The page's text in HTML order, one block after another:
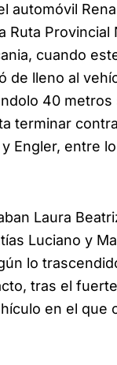
automóvil
Ruta Provincial
cuando
de lleno al
40 metros
terminar
Engler, entre
Laura
Luciano y
lo
tras el
en el que